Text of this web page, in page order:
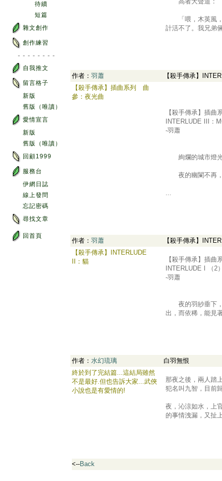
待續
短篇
雜文創作
創作練習
- - - - - - - -
自我推文
留言格子
新版
舊版（唯讀）
愛情宣言
新版
舊版（唯讀）
回顧1999
服務台
伊網日誌
線上發問
忘記密碼
尋找文章
回首頁
「喂，木英風，
計活不了。我兄弟
作者： 羽蕭
【殺手傳承】
【殺手傳承】插曲系列 曲
參：夜光曲
【殺手傳承】插
INTERLUDE III：
-羽蕭
絢爛的城市燈光
夜的幽闌不再，
...
作者： 羽蕭
【殺手傳承】
【殺手傳承】INTERLUDE
II：貓
【殺手傳承】插
INTERLUDE I （2
-羽蕭
夜的羽紗垂下，
出，而依稀，能見
作者： 水幻琉璃
白羽無恨
終於到了完結篇...這結局雖然
不是最好.但也告訴大家...武俠
小說也是有愛情的!
那夜之後，兩人踏
犯名叫九智，目前
夜，沁涼如水，上
的事情洩漏，又扯
<--Back